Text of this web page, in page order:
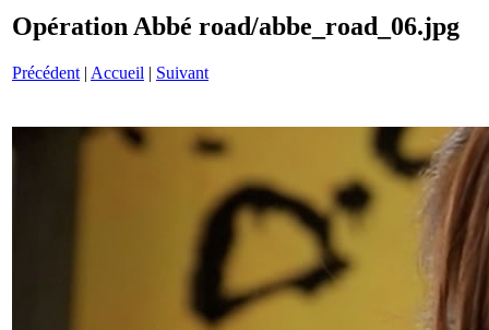
Opération Abbé road/abbe_road_06.jpg
Précédent | Accueil | Suivant